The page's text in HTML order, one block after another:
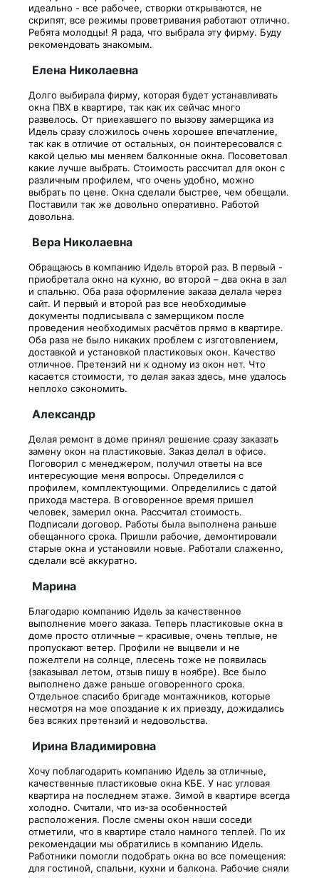
идеально - все рабочее, створки открываются, не
скрипят, все режимы проветривания работают отлично.
Ребята молодцы! Я рада, что выбрала эту фирму. Буду
рекомендовать знакомым.
Елена Николаевна
Долго выбирала фирму, которая будет устанавливать
окна ПВХ в квартире, так как их сейчас много
развелось. От приехавшего по вызову замерщика из
Идель сразу сложилось очень хорошее впечатление,
так как в отличие от остальных, он поинтересовался с
какой целью мы меняем балконные окна. Посоветовал
какие лучше выбрать. Стоимость рассчитал для окон с
различным профилем, что очень удобно, можно
выбрать по цене. Окна сделали быстрее, чем обещали.
Поставили так же довольно оперативно. Работой
довольна.
Вера Николаевна
Обращаюсь в компанию Идель второй раз. В первый -
приобретала окно на кухню, во второй – два окна в зал
и спальню. Оба раза оформление заказа делала через
сайт. И первый и второй раз все необходимые
документы подписывала с замерщиком после
проведения необходимых расчётов прямо в квартире.
Оба раза не было никаких проблем с изготовлением,
доставкой и установкой пластиковых окон. Качество
отличное. Претензий ни к одному из окон нет. Что
касается стоимости, то делая заказ здесь, мне удалось
неплохо сэкономить.
Александр
Делая ремонт в доме принял решение сразу заказать
замену окон на пластиковые. Заказ делал в офисе.
Поговорил с менеджером, получил ответы на все
интересующие меня вопросы. Определился с
профилем, комплектующими. Определились с датой
прихода мастера. В оговоренное время пришел
человек, замерил окна. Рассчитал стоимость.
Подписали договор. Работы была выполнена раньше
обещанного срока. Пришли рабочие, демонтировали
старые окна и установили новые. Работали слаженно,
сделали всё аккуратно.
Марина
Благодарю компанию Идель за качественное
выполнение моего заказа. Теперь пластиковые окна в
доме просто отличные – красивые, очень теплые, не
пропускают ветер. Профили не выцвели и не
пожелтели на солнце, плесень тоже не появилась
(заказывал летом, отзыв пишу в ноябре). Все было
выполнено даже раньше оговоренного срока.
Отдельное спасибо бригаде монтажников, которые
несмотря на мое опоздание к их приезду, дожидались
без всяких претензий и недовольства.
Ирина Владимировна
Хочу поблагодарить компанию Идель за отличные,
качественные пластиковые окна КБЕ. У нас угловая
квартира на последнем этаже. Зимой в квартире всегда
холодно. Считали, что из-за особенностей
расположения. После смены окон наши соседи
отметили, что в квартире стало намного теплей. По их
рекомендации мы обратились в компанию Идель.
Работники помогли подобрать окна во все помещения:
для гостиной, спальни, кухни и балкона. Рабочие сняли